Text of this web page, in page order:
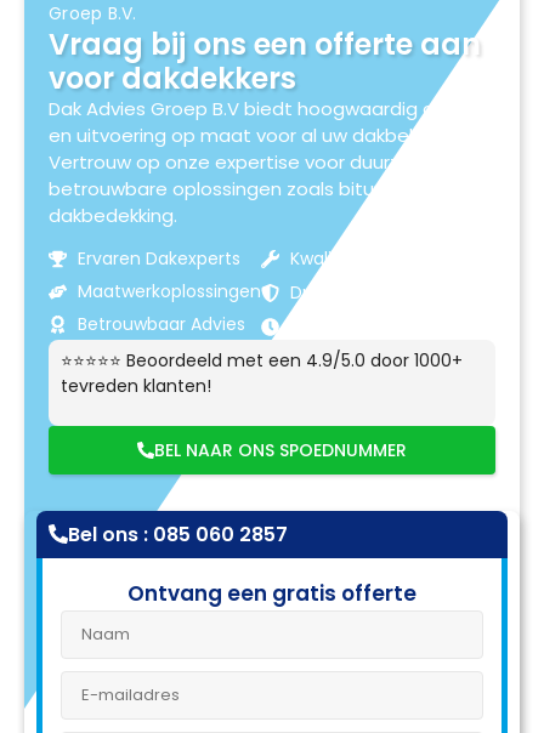
Groep B.V.
Vraag bij ons een offerte aan
voor dakdekkers
Dak Advies Groep B.V biedt hoogwaardig advies
en uitvoering op maat voor al uw dakbehoeften.
Vertrouw op onze expertise voor duurzame en
betrouwbare oplossingen zoals bitumen
dakbedekking.
Ervaren Dakexperts
Maatwerkoplossingen
Betrouwbaar Advies
Kwaliteitsmaterialen
Duurzame Resultaten
⭐⭐⭐⭐⭐ Beoordeeld met een 4.9/5.0 door 1000+
tevreden klanten!
BEL NAAR ONS SPOEDNUMMER
Bel ons : 085 060 2857
Ontvang een gratis offerte